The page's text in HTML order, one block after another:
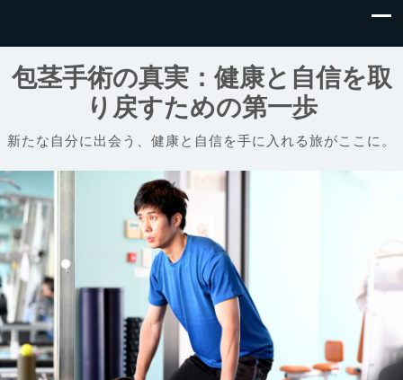
包茎手術の真実：健康と自信を取
り戻すための第一歩
新たな自分に出会う、健康と自信を手に入れる旅がここに。